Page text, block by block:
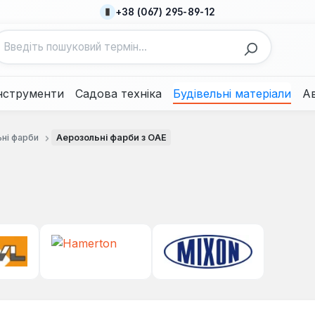
+38 (067) 295-89-12
Садова техніка Будівельні матеріали
фарби Аерозольні фарби з ОАЕ